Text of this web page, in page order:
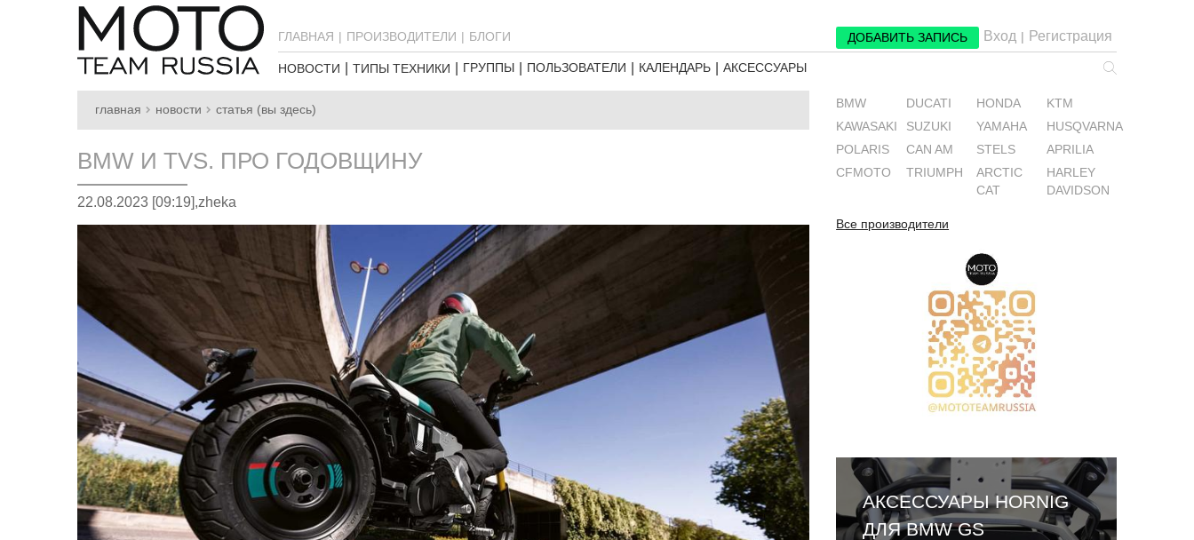
ГЛАВНАЯ ПРОИЗВОДИТЕЛИ БЛОГИ ДОБАВИТЬ ЗАПИСЬ Вход | Регистрация
НОВОСТИ ТИПЫ ТЕХНИКИ ГРУППЫ ПОЛЬЗОВАТЕЛИ КАЛЕНДАРЬ АКСЕССУАРЫ
главная новости статья (вы здесь)
BMW И TVS. ПРО ГОДОВЩИНУ
22.08.2023 [09:19],zheka
BMW DUCATI HONDA
KTM
KAWASAKI
SUZUKI YAMAHA
HUSQVARNA
POLARIS
CAN AM STELS
APRILIA
CFMOTO
TRIUMPH
ARCTIC
CAT
HARLEY
DAVIDSON
Все производители
АКСЕССУАРЫ HORNIG
ДЛЯ BMW GS